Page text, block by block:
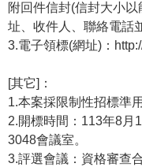
附回件信封(信封大小
址、收件人、聯絡電話
3.電子領標(網址)：
[其它]：
1.本案採限制性招標準
2.開標時間：113年8月
3048會議室。
3.評選會議：資格審查